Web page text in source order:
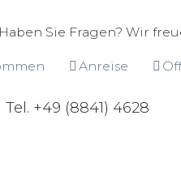
Haben Sie Fragen? Wir
Anreise
Tel. +49 (8841) 4628